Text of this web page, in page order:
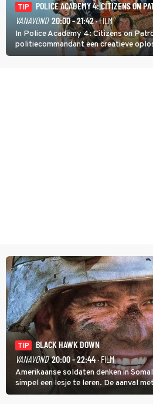
TIP
POLICE ACADEMY 4: CITIZENS ON
VANAVOND 20:00 - 21:42· FILM
In Police Academy 4: Citizens on
politiecommandant een creatieve
agenten.
TIP
BLACK HAWK DOWN
VANAVOND 20:00 - 22:44· FILM
Amerikaanse soldaten denken in
simpel een lesje te leren. De aanval
verloopt in Black Hawk down